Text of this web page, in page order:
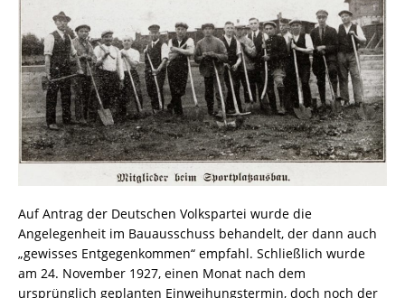
Auf Antrag der Deutschen Volkspartei wurde die
Angelegenheit im Bauausschuss behandelt, der dann auch
„gewisses Entgegenkommen“ empfahl. Schließlich wurde
am 24. November 1927, einen Monat nach dem
ursprünglich geplanten Einweihungstermin, doch noch der